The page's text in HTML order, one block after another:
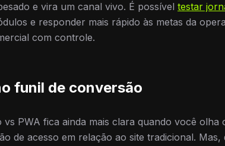
e vira um canal vivo. É possível testar
e responder mais rápido às metas da
com controle.
funil de conversão
PWA fica ainda mais clara quando você olha
de acesso em relação ao site tradicional. Mas,